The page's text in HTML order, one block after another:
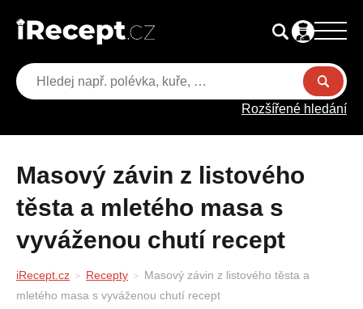
Rozšířené hledání
Masový závin z listového
těsta a mletého masa s
vyváženou chutí recept
iRecept.cz Recepty
Masový závin z listového těsta a
mletého masa s vyváženou chutí recept